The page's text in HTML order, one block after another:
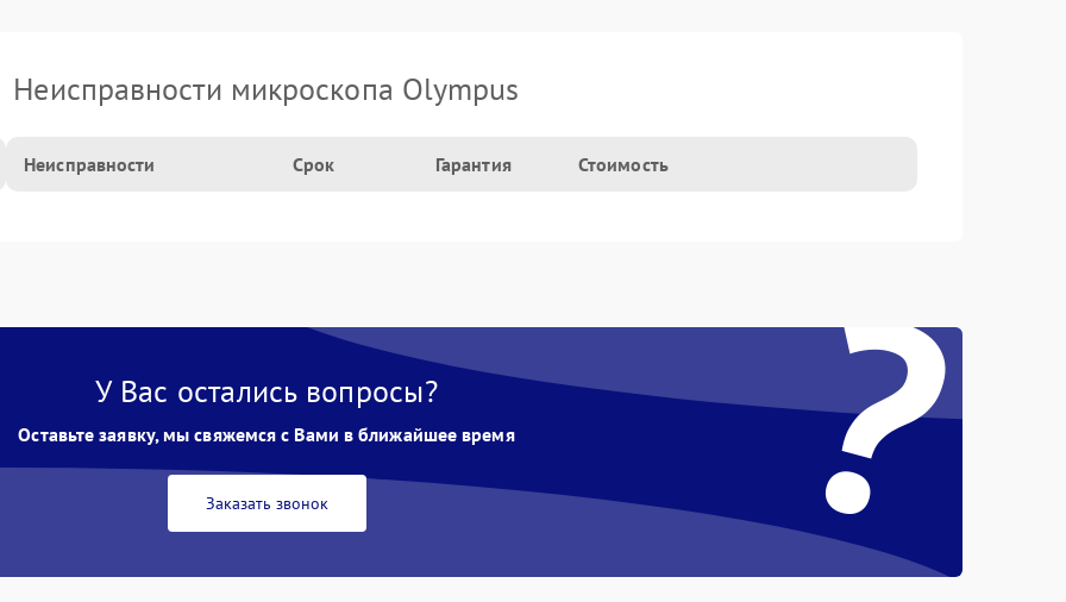
Неисправности микроскопа Olympus
Неисправности Срок Гарантия Стоимость
?
У Вас остались вопросы?
Оставьте заявку, мы свяжемся с Вами в ближайшее время
Заказать звонок